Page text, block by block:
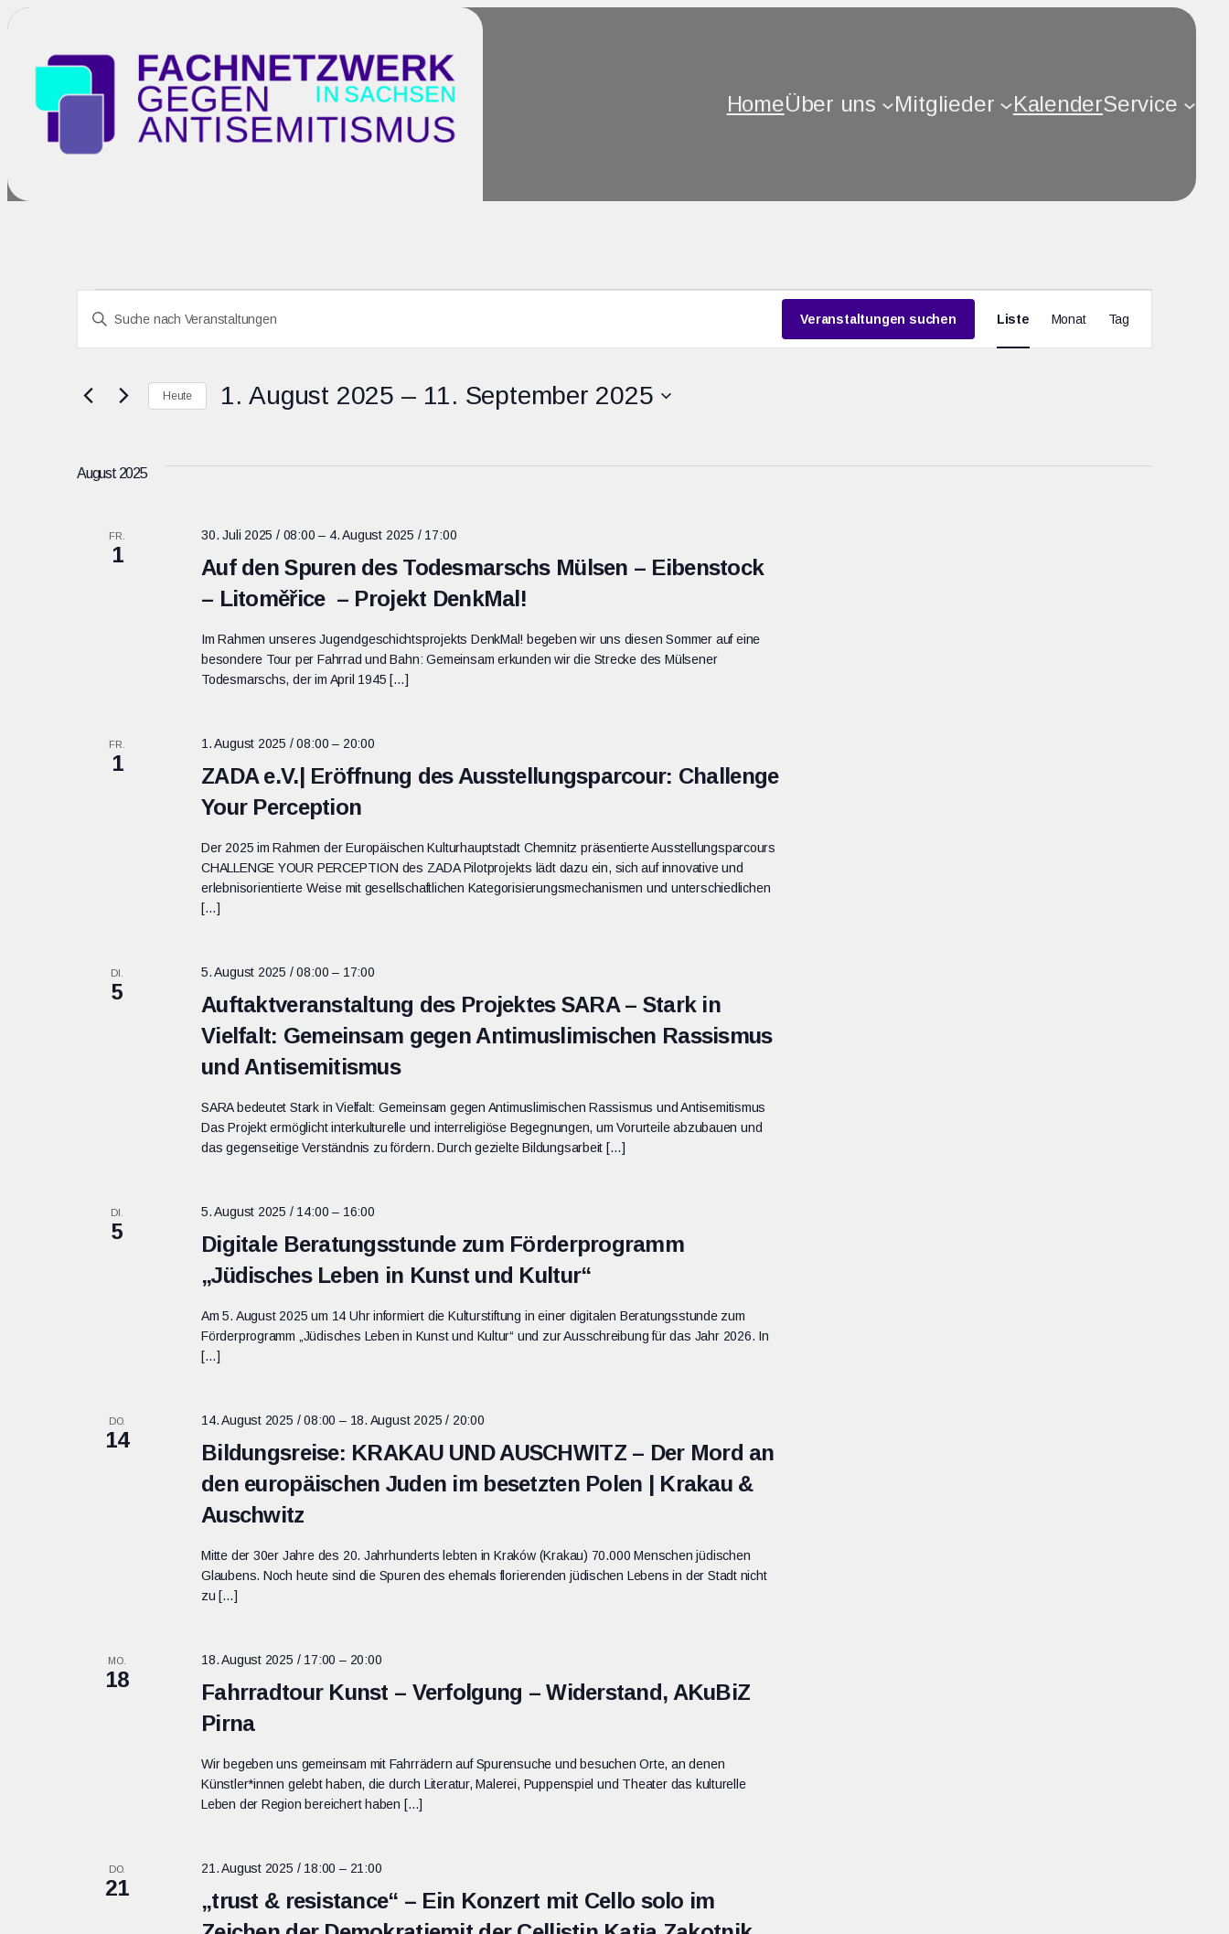
HomeÜber uns Mitglieder KalenderService
Veranstaltungen
Veranstaltungen
Suche
Ansichten,
Navigation
Bitte
Suche
Schlüsselwort.
Veranstaltungen suchen
Ansichten-
Liste Monat Tag
Heute 1. August 2025 – 11. September 2025
August 2025
FR.
1
Auf den Spuren des Todesmarschs Mülsen – Eibenstock
– Litoměřice – Projekt DenkMal!
30. Juli 2025 / 08:00 – 4. August 2025 / 17:00
Im Rahmen unseres Jugendgeschichtsprojekts DenkMal! begeben wir uns diesen Sommer auf eine
besondere Tour per Fahrrad und Bahn: Gemeinsam erkunden wir die Strecke des Mülsener
Todesmarschs, der im April 1945 […]
FR.
1
ZADA e.V.| Eröffnung des Ausstellungsparcour: Challenge
Your Perception
1. August 2025 / 08:00 – 20:00
Der 2025 im Rahmen der Europäischen Kulturhauptstadt Chemnitz präsentierte Ausstellungsparcours
CHALLENGE YOUR PERCEPTION des ZADA Pilotprojekts lädt dazu ein, sich auf innovative und
erlebnisorientierte Weise mit gesellschaftlichen Kategorisierungsmechanismen und unterschiedlichen
[…]
DI.
5
Auftaktveranstaltung des Projektes SARA – Stark in
Vielfalt: Gemeinsam gegen Antimuslimischen Rassismus
und Antisemitismus
5. August 2025 / 08:00 – 17:00
SARA bedeutet Stark in Vielfalt: Gemeinsam gegen Antimuslimischen Rassismus und Antisemitismus
Das Projekt ermöglicht interkulturelle und interreligiöse Begegnungen, um Vorurteile abzubauen und
das gegenseitige Verständnis zu fördern. Durch gezielte Bildungsarbeit […]
DI.
5
Digitale Beratungsstunde zum Förderprogramm
„Jüdisches Leben in Kunst und Kultur“
5. August 2025 / 14:00 – 16:00
Am 5. August 2025 um 14 Uhr informiert die Kulturstiftung in einer digitalen Beratungsstunde zum
Förderprogramm „Jüdisches Leben in Kunst und Kultur“ und zur Ausschreibung für das Jahr 2026. In
[…]
DO.
14
Bildungsreise: KRAKAU UND AUSCHWITZ – Der Mord an
den europäischen Juden im besetzten Polen | Krakau &
Auschwitz
14. August 2025 / 08:00 – 18. August 2025 / 20:00
Mitte der 30er Jahre des 20. Jahrhunderts lebten in Kraków (Krakau) 70.000 Menschen jüdischen
Glaubens. Noch heute sind die Spuren des ehemals florierenden jüdischen Lebens in der Stadt nicht
zu […]
MO.
18
Fahrradtour Kunst – Verfolgung – Widerstand, AKuBiZ
Pirna
18. August 2025 / 17:00 – 20:00
Wir begeben uns gemeinsam mit Fahrrädern auf Spurensuche und besuchen Orte, an denen
Künstler*innen gelebt haben, die durch Literatur, Malerei, Puppenspiel und Theater das kulturelle
Leben der Region bereichert haben […]
DO.
21
„trust & resistance“ – Ein Konzert mit Cello solo im
21. August 2025 / 18:00 – 21:00